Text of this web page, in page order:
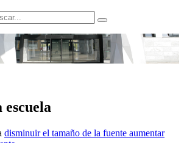
escuela
disminuir el tamaño de la fuente aumentar